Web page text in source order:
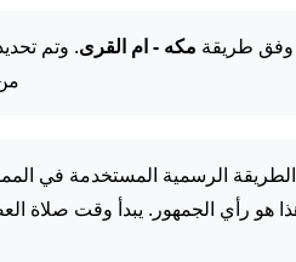
طريقة مكه - ام القرى. وتم
الرسمية المستخدمة في
هو رأي الجمهور. يبدأ وقت صلاة